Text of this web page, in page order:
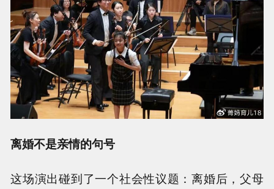
离婚不是亲情的句号
这场演出碰到了一个社会性议题：离婚后，父母